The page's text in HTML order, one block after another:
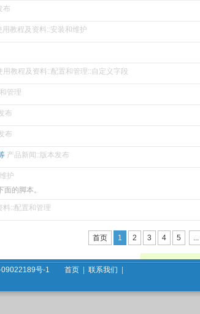
布
用教程及资料 ::安装和维护
用教程及资料 ::配置和管理:: 自定义字段
管理
布
布
产品新闻 :: 版本发布
护
的脚本。
料 ::配置和管理
首页 1 2 3 4 5 ...
号-1 首页 联系我们